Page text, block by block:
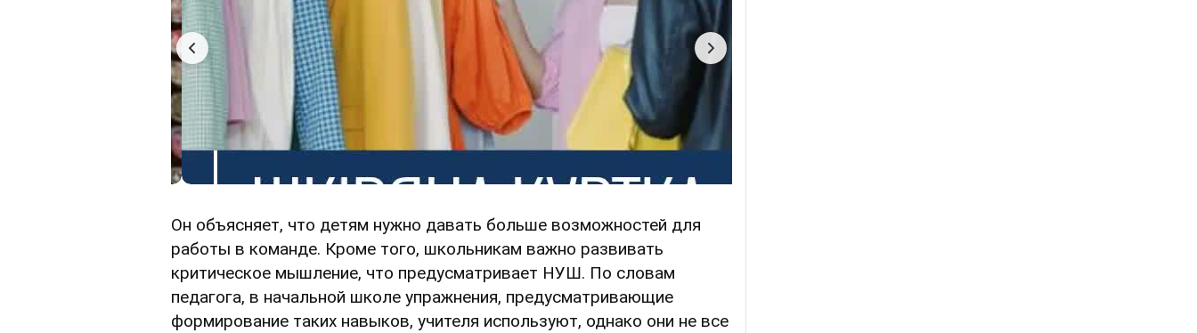
Он объясняет, что детям нужно давать больше возможностей для
работы в команде. Кроме того, школьникам важно развивать
критическое мышление, что предусматривает НУШ. По словам
педагога, в начальной школе упражнения, предусматривающие
формирование таких навыков, учителя используют, однако они не все